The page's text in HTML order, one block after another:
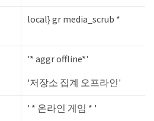
local} gr media_scrub *
'* aggr offline*'
'저장소 집계 오프라인'
' * 온라인 게임 * '